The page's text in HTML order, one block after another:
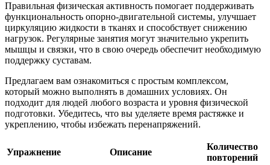
Правильная физическая активность помогает поддерживать
функциональность опорно-двигательной системы, улучшает
циркуляцию жидкости в тканях и способствует снижению
нагрузок. Регулярные занятия могут значительно укрепить
мышцы и связки, что в свою очередь обеспечит необходимую
поддержку суставам.
Предлагаем вам ознакомиться с простым комплексом,
который можно выполнять в домашних условиях. Он
подходит для людей любого возраста и уровня физической
подготовки. Убедитесь, что вы уделяете время растяжке и
укреплению, чтобы избежать перенапряжений.
Упражнение Описание
Количество
повторений